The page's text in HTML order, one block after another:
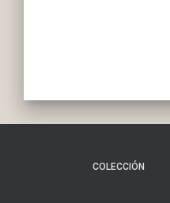
COLECCIÓN